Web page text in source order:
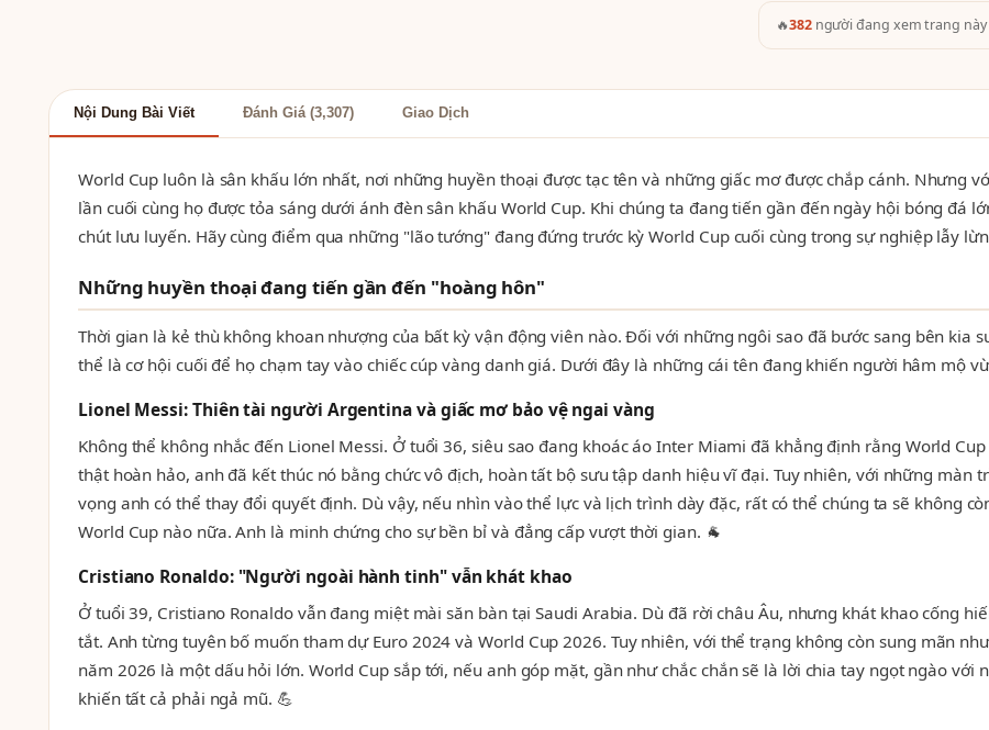
🔥382người đang xem trang này
Nội Dung Bài Viết Đánh Giá (3,307) Giao Dịch
World Cup luôn là sân khấu lớn nhất, nơi những huyền thoại được tạc tên và những giấc mơ được chắp cánh. Nhưng
lần cuối cùng họ được tỏa sáng dưới ánh đèn sân khấu World Cup. Khi chúng ta đang tiến gần đến ngày hội bóng đá
chút lưu luyến. Hãy cùng điểm qua những "lão tướng" đang đứng trước kỳ World Cup cuối cùng trong sự nghiệp lẫy
Những huyền thoại đang tiến gần đến "hoàng hôn"
Thời gian là kẻ thù không khoan nhượng của bất kỳ vận động viên nào. Đối với những ngôi sao đã bước sang bên kia
thể là cơ hội cuối để họ chạm tay vào chiếc cúp vàng danh giá. Dưới đây là những cái tên đang khiến người hâm mộ
Lionel Messi: Thiên tài người Argentina và giấc mơ bảo vệ ngai vàng
Không thể không nhắc đến Lionel Messi. Ở tuổi 36, siêu sao đang khoác áo Inter Miami đã khẳng định rằng World
thật hoàn hảo, anh đã kết thúc nó bằng chức vô địch, hoàn tất bộ sưu tập danh hiệu vĩ đại. Tuy nhiên, với những màn
vọng anh có thể thay đổi quyết định. Dù vậy, nếu nhìn vào thể lực và lịch trình dày đặc, rất có thể chúng ta sẽ không
World Cup nào nữa. Anh là minh chứng cho sự bền bỉ và đẳng cấp vượt thời gian. 🐐
Cristiano Ronaldo: "Người ngoài hành tinh" vẫn khát khao
Ở tuổi 39, Cristiano Ronaldo vẫn đang miệt mài săn bàn tại Saudi Arabia. Dù đã rời châu Âu, nhưng khát khao cống
tắt. Anh từng tuyên bố muốn tham dự Euro 2024 và World Cup 2026. Tuy nhiên, với thể trạng không còn sung mãn
năm 2026 là một dấu hỏi lớn. World Cup sắp tới, nếu anh góp mặt, gần như chắc chắn sẽ là lời chia tay ngọt ngào với
khiến tất cả phải ngả mũ. 💪